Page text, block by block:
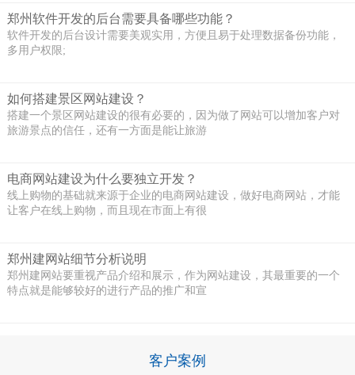
郑州软件开发的后台需要具备哪些功能？
软件开发的后台设计需要美观实用，方便且易于处理数据备份功能，
多用户权限;
如何搭建景区网站建设？
搭建一个景区网站建设的很有必要的，因为做了网站可以增加客户对
旅游景点的信任，还有一方面是能让旅游
电商网站建设为什么要独立开发？
线上购物的基础就来源于企业的电商网站建设，做好电商网站，才能
让客户在线上购物，而且现在市面上有很
郑州建网站细节分析说明
郑州建网站要重视产品介绍和展示，作为网站建设，其最重要的一个
特点就是能够较好的进行产品的推广和宣
客户案例